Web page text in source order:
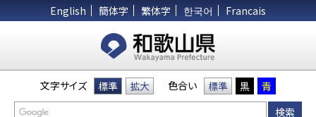
English 簡体字 繁体字 한국어 Francais
文字サイズ 標準 拡大 色合い 標準 黒 青